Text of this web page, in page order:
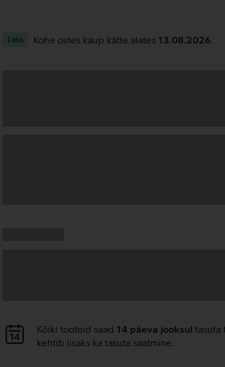
Laos Kohe ostes kaup kätte alates 13.08.2026
Andmete
laadimine
Kõiki tooteid saad 14 päeva jooksul tasuta
kehtib lisaks ka tasuta saatmine.